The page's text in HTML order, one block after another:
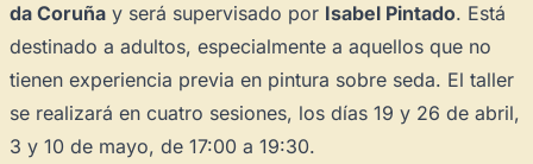
da Coruña y será supervisado por Isabel Pintado. Está
destinado a adultos, especialmente a aquellos que no
tienen experiencia previa en pintura sobre seda. El taller
se realizará en cuatro sesiones, los días 19 y 26 de abril,
3 y 10 de mayo, de 17:00 a 19:30.